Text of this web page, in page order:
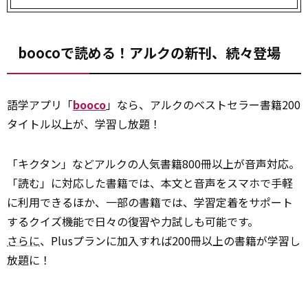
boocoで読める！アルクの新刊、続々登場
語学アプリ「booco」なら、アルクのベストセラー書籍200
タイトル以上が、学習し放題！
「キクタン」などアルクの人気書籍800冊以上が音声対応。
「読む」に対応した書籍では、本文と音声をスマホで手軽
に利用できるほか、一部の書籍では、学習定着をサポート
するクイズ機能で日々の復習や力試しも可能です。
さらに、Plusプランに加入すれば200冊以上の書籍が学習し
放題に！